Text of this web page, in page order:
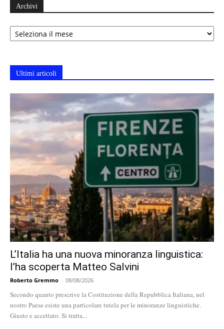
Archivi
Archivi
Ultimi articoli
L’Italia ha una nuova minoranza linguistica:
l’ha scoperta Matteo Salvini
Roberto Gremmo - 08/08/2026
Secondo quanto prescrive la Costituzione della Repubblica Italiana, nel
nostro Paese esiste una particolare tutela per le minoranze linguistiche.
Giusto e accettato. Si tratta...